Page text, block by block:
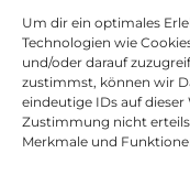
Um dir ein optimales
Technologien wie
und/oder darauf
zustimmst, können wir
eindeutige IDs auf dieser
Zustimmung nicht
Merkmale und
An den
26133
T 0441 41058/
F 0441 41050